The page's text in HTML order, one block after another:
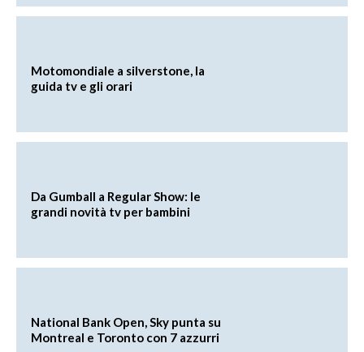
Motomondiale a silverstone, la
guida tv e gli orari
Da Gumball a Regular Show: le
grandi novità tv per bambini
National Bank Open, Sky punta su
Montreal e Toronto con 7 azzurri